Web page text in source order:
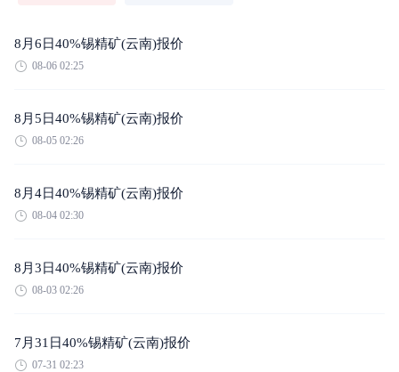
8月6日40%锡精矿(云南)报价
08-06 02:25
8月5日40%锡精矿(云南)报价
08-05 02:26
8月4日40%锡精矿(云南)报价
08-04 02:30
8月3日40%锡精矿(云南)报价
08-03 02:26
7月31日40%锡精矿(云南)报价
07-31 02:23